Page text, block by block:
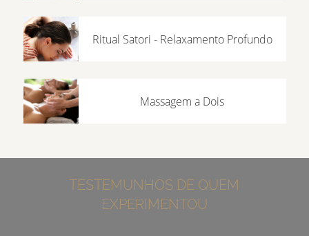
Ritual Satori - Relaxamento Profundo
Massagem a Dois
TESTEMUNHOS DE QUEM
EXPERIMENTOU